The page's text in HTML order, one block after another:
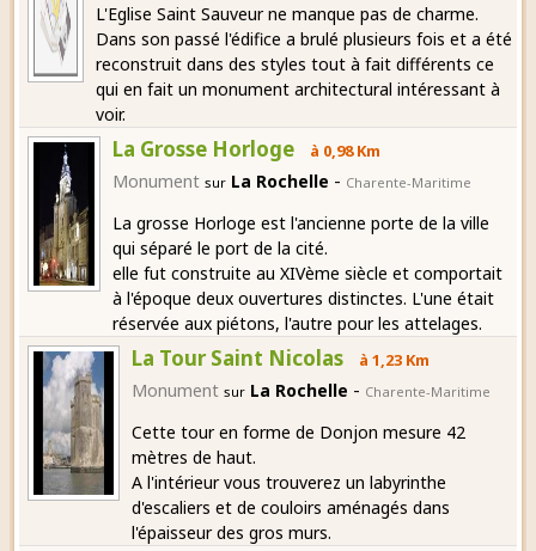
L'Eglise Saint Sauveur ne manque pas de charme.
Dans son passé l'édifice a brulé plusieurs fois et a été
reconstruit dans des styles tout à fait différents ce
qui en fait un monument architectural intéressant à
voir.
La Grosse Horloge à 0,98 Km
Monument sur La Rochelle - Charente-Maritime
La grosse Horloge est l'ancienne porte de la ville
qui séparé le port de la cité.
elle fut construite au XIVème siècle et comportait
à l'époque deux ouvertures distinctes. L'une était
réservée aux piétons, l'autre pour les attelages.
La Tour Saint Nicolas à 1,23 Km
Monument sur La Rochelle - Charente-Maritime
Cette tour en forme de Donjon mesure 42
mètres de haut.
A l'intérieur vous trouverez un labyrinthe
d'escaliers et de couloirs aménagés dans
l'épaisseur des gros murs.